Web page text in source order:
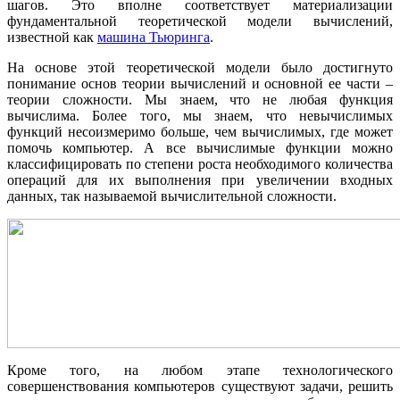
шагов. Это вполне соответствует материализации
фундаментальной теоретической модели вычислений,
известной как машина Тьюринга.
На основе этой теоретической модели было достигнуто
понимание основ теории вычислений и основной ее части –
теории сложности. Мы знаем, что не любая функция
вычислима. Более того, мы знаем, что невычислимых
функций несоизмеримо больше, чем вычислимых, где может
помочь компьютер. А все вычислимые функции можно
классифицировать по степени роста необходимого количества
операций для их выполнения при увеличении входных
данных, так называемой вычислительной сложности.
Кроме того, на любом этапе технологического
совершенствования компьютеров существуют задачи, решить